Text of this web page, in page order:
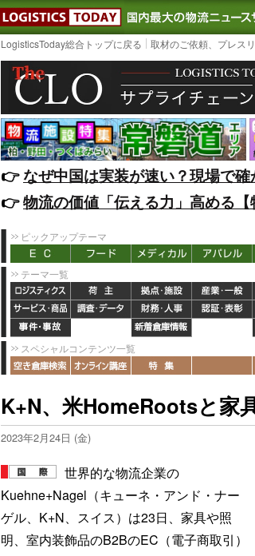
LOGISTICS TODAY｜
LogisticsToday総合トップに戻る 取材のご依頼、プレス
👉️なぜ中国は実装が速い？現場で
👉️物流の価値「伝える力」高める
ピックアップテーマ
テーマ一覧
スペシャルコンテンツ一覧
K+N、米HomeRootsと家
2023年2月24日 (金)
世界的な物流企業の
Kuehne+Nagel（キューネ・アンド・ナー
ゲル、K+N、スイス）は23日、家具や照
明、室内装飾品のB2BのEC（電子商取引）